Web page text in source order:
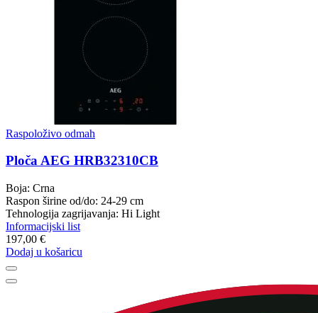
Raspoloživo odmah
Ploča AEG HRB32310CB
Boja: Crna
Raspon širine od/do: 24-29 cm
Tehnologija zagrijavanja: Hi Light
Informacijski list
197,00 €
Dodaj u košaricu